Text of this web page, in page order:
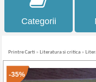
Categorii
Printre Carti » Literatura si critica »
-35%